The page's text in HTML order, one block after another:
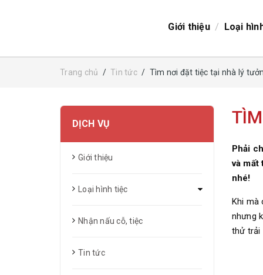
Giới thiệu / Loại
Trang chủ / Tin tức / Tìm nơi đặt tiệc tại nhà lý
Phải
và mất
nhé!
Khi mà
nhưng
thử
DỊCH VỤ
Giới thiệu
Loại hình tiệc
Nhận nấu cỗ, tiệc
Tin tức